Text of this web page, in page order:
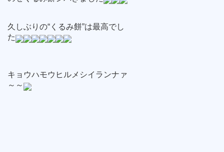
久しぶりの“くるみ餅”は最高でし
た
キョウハモウヒルメシイランナァ
～～